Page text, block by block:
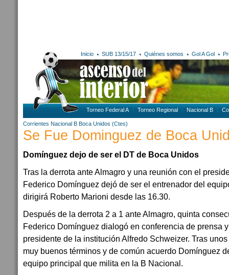
Inicio SUB 13/15/17 Quiénes somos Gol A Gol
Torneo Federal A Torneo Regional Nacional B
Corrientes Nacional B Boca Unidos (Ctes)
Se Fue Dominguez de Boca
Domínguez dejo de ser el DT de Boca Unidos
Tras la derrota ante Almagro y una reunión con el
Federico Domínguez dejó de ser el entrenador del
dirigirá Roberto Marioni desde las 16.30.
Después de la derrota 2 a 1 ante Almagro, quinta
Federico Domínguez dialogó en conferencia de prensa
presidente de la institución Alfredo Schweizer. Tras
muy buenos términos y de común acuerdo Domínguez
equipo principal que milita en la B Nacional.